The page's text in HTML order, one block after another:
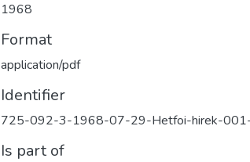
1968
Format
application/pdf
Identifier
725-092-3-1968-07-29-Hetfoi-hirek-
Is part of